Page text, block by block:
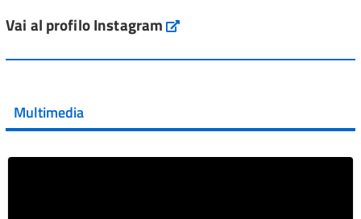
Vai al post →
Vai al post →
Vai al profilo Instagram Instagram
Multimedia